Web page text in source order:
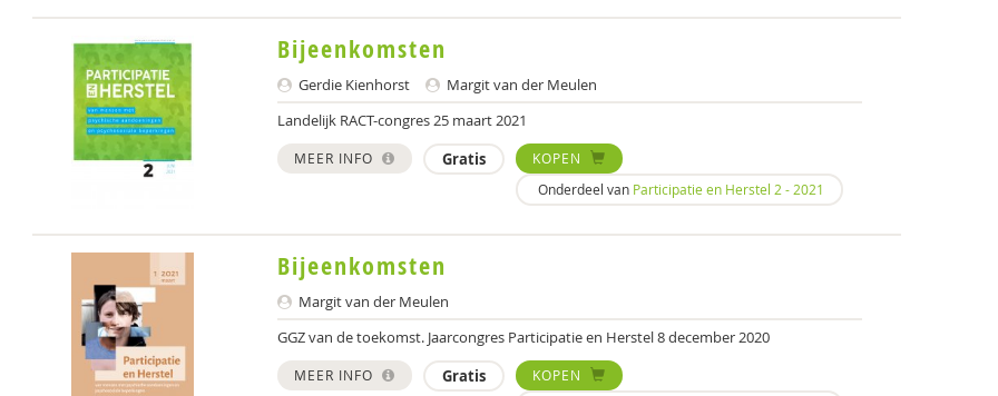
Bijeenkomsten
Gerdie Kienhorst
Margit van der Meulen
Landelijk RACT-congres 25 maart 2021
MEER INFO Gratis
KOPEN
Onderdeel van Participatie en Herstel 2 - 2021
Bijeenkomsten
Margit van der Meulen
GGZ van de toekomst. Jaarcongres Participatie en Herstel 8 december 2020
MEER INFO Gratis
KOPEN